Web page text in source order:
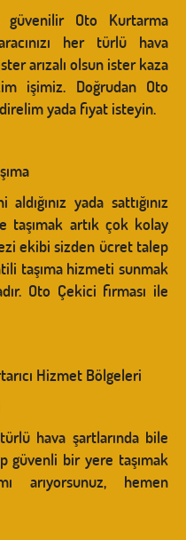
güvenilir Oto Kurtarma
her türlü hava
arızalı olsun ister kaza
işimiz. Doğrudan Oto
yada fiyat isteyin.
yada sattığınız
taşımak artık çok kolay
ekibi sizden ücret talep
taşıma hizmeti sunmak
Oto Çekici firması ile
Hizmet Bölgeleri
hava şartlarında bile
güvenli bir yere taşımak
hemen